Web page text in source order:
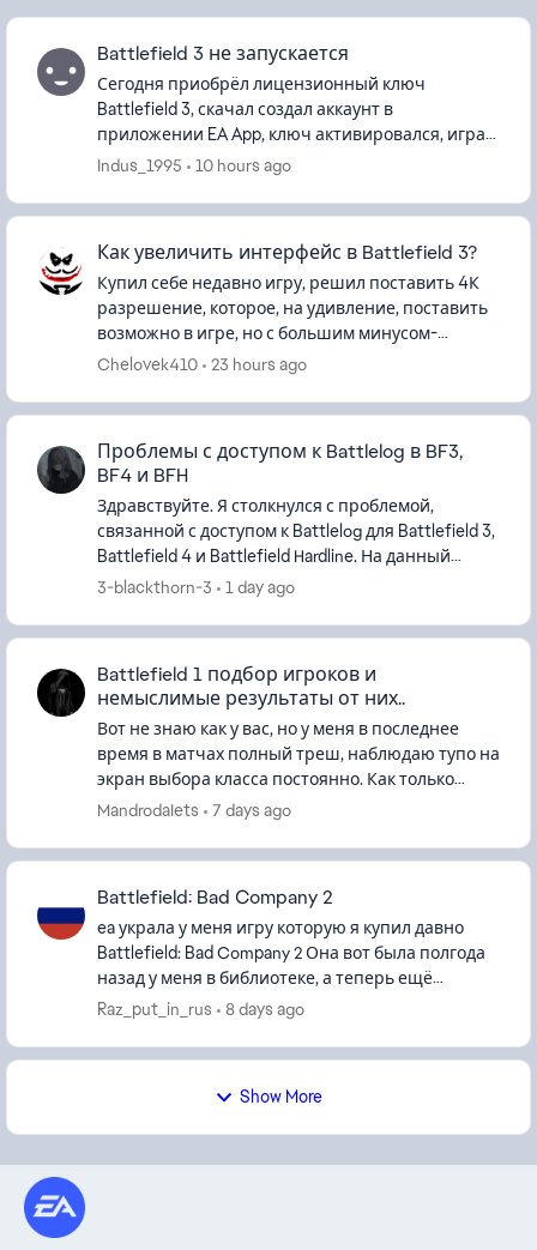
Battlefield 3 не запускается
Сегодня приобрёл лицензионный ключ
Battlefield 3, скачал создал аккаунт в
приложении EA App, ключ активировался, игра
скачалась, всё было хорошо до момента запуска,
Indus_1995 10 hours ago
Как увеличить интерфейс в Battlefield 3?
Купил себе недавно игру, решил поставить 4К
разрешение, которое, на удивление, поставить
возможно в игре, но с большим минусом-
интерфейс становится мелким, из-за чего
Chelovek410 23 hours ago
Проблемы с доступом к Battlelog в BF3,
BF4 и BFH
Здравствуйте. Я столкнулся с проблемой,
связанной с доступом к Battlelog для Battlefield 3,
Battlefield 4 и Battlefield Hardline. На данный
момент не могу войти ни на один сервер в этих
3-blackthorn-3 1 day ago
Battlefield 1 подбор игроков и
немыслимые результаты от них..
Вот не знаю как у вас, но у меня в последнее
время в матчах полный треш, наблюдаю тупо на
экран выбора класса постоянно. Как только
респаун сразу тут же прилетает в голову или
MandrodaIets 7 days ago
Battlefield: Bad Company 2
ea украла у меня игру которую я купил давно
Battlefield: Bad Company 2 Она вот была полгода
назад у меня в библиотеке, а теперь ещё
battlefield 3 украла Требует ввести ключ
Raz_put_in_rus 8 days ago
Show More